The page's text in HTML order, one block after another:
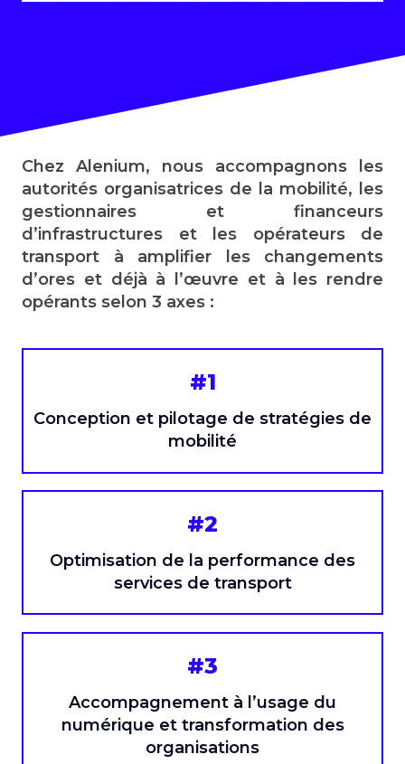
Chez Alenium, nous accompagnons les
autorités organisatrices de la mobilité, les
gestionnaires et financeurs
d’infrastructures et les opérateurs de
transport à amplifier les changements
d’ores et déjà à l’œuvre et à les rendre
opérants selon 3 axes :
#1
Conception et pilotage de stratégies de
mobilité
#2
Optimisation de la performance des
services de transport
#3
Accompagnement à l’usage du
numérique et transformation des
organisations